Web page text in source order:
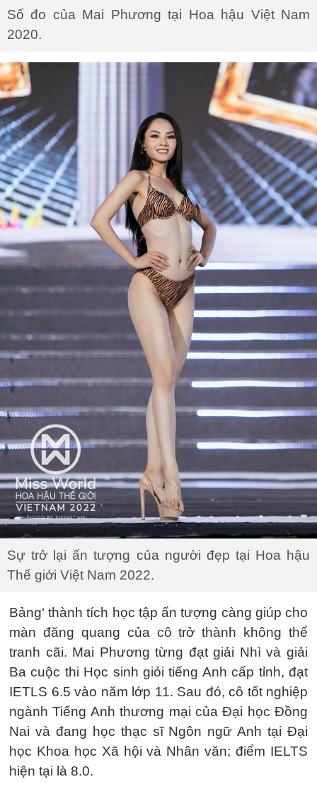
Số đo của Mai Phương tại Hoa hậu Việt Nam
2020.
Sự trở lại ấn tượng của người đẹp tại Hoa hậu
Thế giới Việt Nam 2022.
Bảng‘ thành tích học tập ấn tượng càng giúp cho
màn đăng quang của cô trở thành không thể
tranh cãi. Mai Phương từng đạt giải Nhì và giải
Ba cuộc thi Học sinh giỏi tiếng Anh cấp tỉnh, đạt
IETLS 6.5 vào năm lớp 11. Sau đó, cô tốt nghiệp
ngành Tiếng Anh thương mại của Đại học Đồng
Nai và đang học thạc sĩ Ngôn ngữ Anh tại Đại
học Khoa học Xã hội và Nhân văn; điểm IELTS
hiện tại là 8.0.